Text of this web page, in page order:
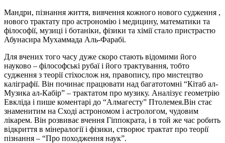
Мандри, пізнання життя, вивчення кожного нового судження ,
нового трактату про астрономію і медицину, математики та
філософії, музиці і ботаніки, фізики та хімії стало пристрастю
Абунасира Мухаммада Аль-Фарабі.
Для вчених того часу дуже скоро стають відомими його
науково – філософські рубаї і його трактування, тобто
судження з теорії стіхослож ня, правопису, про мистецтво
каліграфії. Він починає працювати над багатотомні “Кітаб ал-
Музика ал-Кабір” – трактатом про музику. Аналізує геометрію
Евкліда і пише коментарі до “Алмагесту” Птолемея.Він стає
знаменитим на Сході астрономом і астрологом, чудовим
лікарем. Він розвиває вчення Гіппократа, і в той же час робить
відкриття в мінералогії і фізики, створює трактат про теорії
пізнання – “Про походження наук”.